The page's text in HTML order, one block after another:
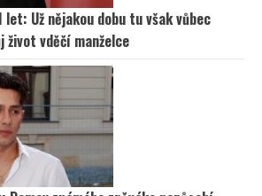
Už nějakou dobu tu však vůbec
život vděčí manželce